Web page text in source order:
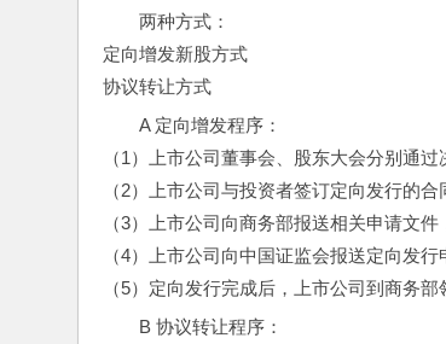
两种方式：
定向增发新股方式
协议转让方式
A 定向增发程序：
（1）上市公司董事会、股东大会分别通过
（2）上市公司与投资者签订定向发行的合
（3）上市公司向商务部报送相关申请文件
（4）上市公司向中国证监会报送定向发
（5）定向发行完成后，上市公司到商务
B 协议转让程序：